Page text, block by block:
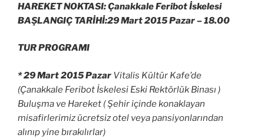
HAREKET NOKTASI: Çanakkale Feribot İskelesi
BAŞLANGIÇ TARİHİ:29 Mart 2015 Pazar –18.00
TUR PROGRAMI
* 29 Mart 2015 Pazar Vitalis Kültür Kafe’de
(Çanakkale Feribot İskelesi Eski Rektörlük Binası )
Buluşma ve Hareket ( Şehir içinde konaklayan
misafirlerimiz ücretsiz otel veya pansiyonlarından
alınıp yine bırakılırlar)